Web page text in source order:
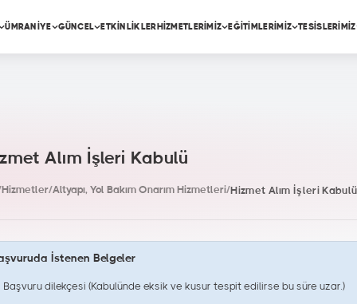
ÜMRANİYE GÜNCEL ETKİNLİKLER HİZMETLERİMİZ EĞİTİMLERİMİZ TESİSLERİMİZ
Alım İşleri Kabulü
Hizmetler/Altyapı, Yol Bakım Onarım Hizmetleri/ Hizmet Alım İşleri Kabulü
İstenen Belgeler
Başvuru dilekçesi (Kabulünde eksik ve kusur tespit edilirse bu süre uzar.)